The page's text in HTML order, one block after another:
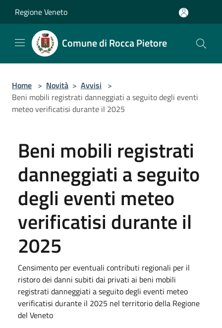
Regione Veneto
Comune di Rocca Pietore
Home > Novità > Avvisi >
Beni mobili registrati danneggiati a seguito degli eventi
meteo verificatisi durante il 2025
Beni mobili registrati
danneggiati a seguito
degli eventi meteo
verificatisi durante il
2025
Censimento per eventuali contributi regionali per il
ristoro dei danni subiti dai privati ai beni mobili
registrati danneggiati a seguito degli eventi meteo
verificatisi durante il 2025 nel territorio della Regione
del Veneto